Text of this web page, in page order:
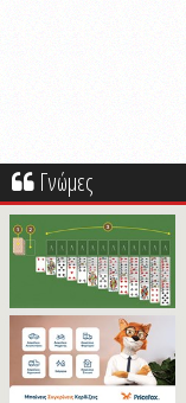
Γνώμες